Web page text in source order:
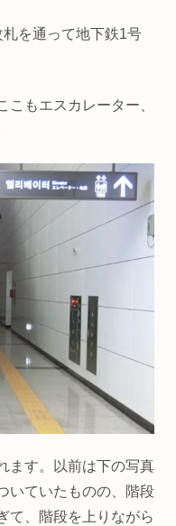
を通って地下鉄1号
もエスカレーター、
ます。以前は下の写真
いていたものの、階段
て、階段を上りながら